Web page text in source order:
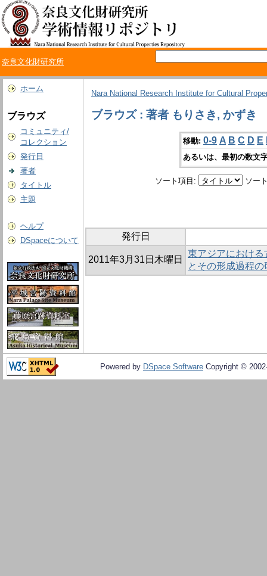
奈良文化財研究所
ホーム
ブラウズ
コミュニティ/
コレクション
発行日
著者
タイトル
主題
ヘルプ
DSpaceについて
Nara National Research Institute for Cultural
ブラウズ : 著者 もりさき, かずき
移動: 0-9 A B C D E
あるいは、最初の数文
ソート項目: ソー
発行日
2011年3月31日木曜日
東アジアにおけ
とその形成過程の
Powered by DSpace Software Copyright ©